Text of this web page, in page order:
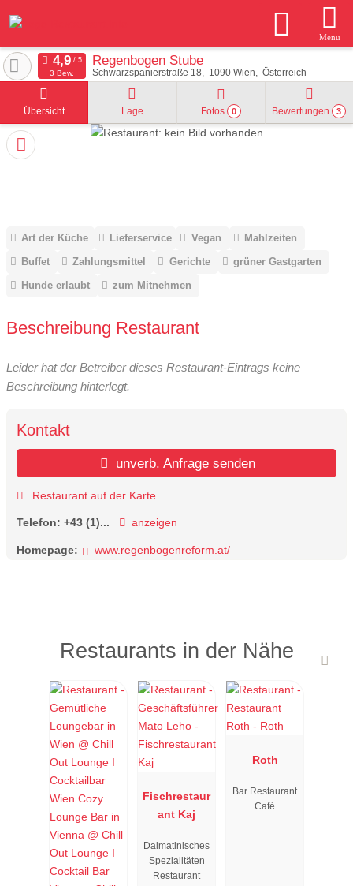
Menu
Regenbogen Stube
Schwarzspanierstraße 18 1090 Wien Österreich
3 Bew.
Übersicht Lage Fotos 0 Bewertungen 3
Art der Küche Lieferservice Vegan
Mahlzeiten
Buffet
Zahlungsmittel Gerichte
grüner Gastgarten
Hunde erlaubt
zum Mitnehmen
Beschreibung Restaurant
Leider hat der Betreiber dieses Restaurant-Eintrags keine
Beschreibung hinterlegt.
Kontakt
unverb. Anfrage senden
Restaurant auf der Karte
Telefon: +43 (1)... anzeigen
Homepage: www.regenbogenreform.at/
Restaurants in der Nähe
Fischrestaur
ant Kaj
Dalmatinisches
Spezialitäten
Restaurant
Roth
Bar Restaurant
Café